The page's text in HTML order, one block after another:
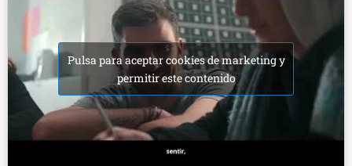
Pulsa para aceptar cookies de marketing y
permitir este contenido